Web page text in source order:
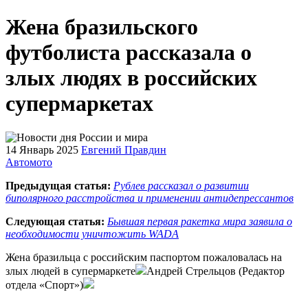
Жена бразильского
футболиста рассказала о
злых людях в российских
супермаркетах
14 Январь 2025 Евгений Правдин
Автомото
Предыдущая статья: Рублев рассказал о развитии
биполярного расстройства и применении антидепрессантов
Следующая статья: Бывшая первая ракетка мира заявила о
необходимости уничтожить WADA
Жена бразильца с российским паспортом пожаловалась на
злых людей в супермаркете
Андрей Стрельцов (Редактор
отдела «Спорт»)